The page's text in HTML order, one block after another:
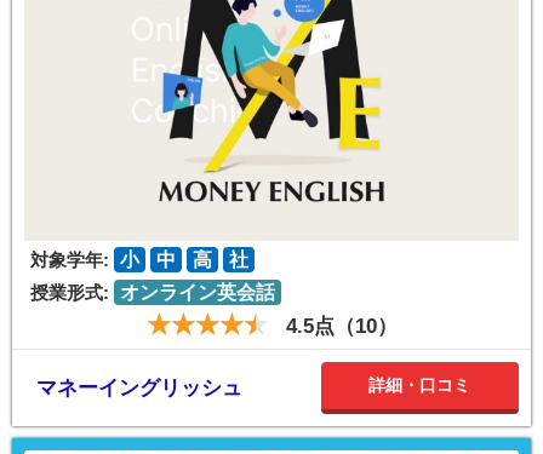
対象学年: 小 中 高
社
授業形式:
オンライン英会話
4.5点（10）
マネーイングリッシュ 詳細・口コミ